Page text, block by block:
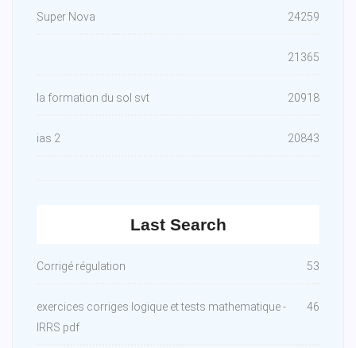
Super Nova 24259
21365
la formation du sol svt 20918
ias 2 20843
Last Search
Corrigé régulation 53
exercices corriges logique et tests mathematique -
IRRS pdf
46